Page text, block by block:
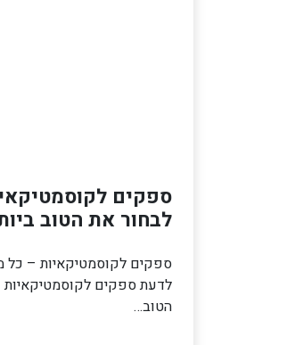
ספקים
לבחור את הטוב
ספקים לקוסמטיקאיות – כל
לדעת ספקים לקוסמטיקאיות
הטוב…